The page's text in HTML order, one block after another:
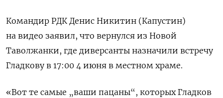
Командир РДК Денис Никитин (Капустин)
на видео заявил, что вернулся из Новой
Таволжанки, где диверсанты назначили встречу
Гладкову в 17:00 4 июня в местном храме.
«Вот те самые „ваши пацаны“, которых Гладков